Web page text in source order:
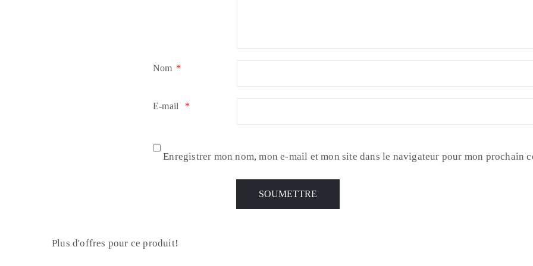
Nom *
E-mail *
Enregistrer mon nom, mon e-mail et mon site dans le navigateur pour mon prochain
Plus d'offres pour ce produit!